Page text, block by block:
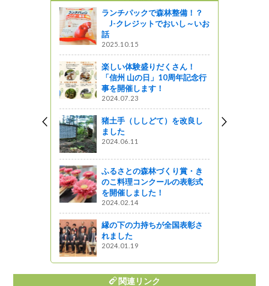
ランチパックで森林整備！？
J-クレジットでおいし～いお
話
2025.10.15
楽しい体験盛りだくさん！
「信州 山の日」10周年記念行
事を開催します！
2024.07.23
猪土手（ししどて）を改良し
ました
2024.06.11
ふるさとの森林づくり賞・き
のこ料理コンクールの表彰式
を開催しました！
2024.02.14
縁の下の力持ちが全国表彰さ
れました
2024.01.19
関連リンク